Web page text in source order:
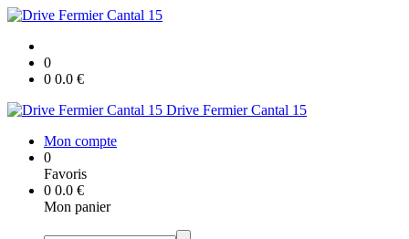
0
0 0.0 €
Drive Fermier Cantal 15
Mon compte
0
Favoris
0 0.0 €
Mon panier